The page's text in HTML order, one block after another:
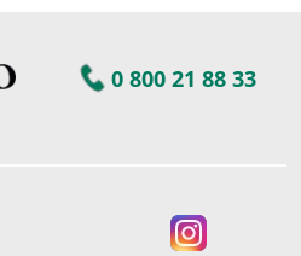
0 800 21 88 33